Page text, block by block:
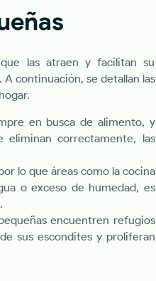
las atraen y facilitan su
continuación, se detallan las
en busca de alimento, y
eliminan correctamente, las
lo que áreas como la cocina
o exceso de humedad, es
encuentren refugios
sus escondites y proliferan